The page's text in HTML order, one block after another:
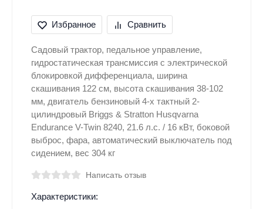
Избранное Сравнить
Садовый трактор, педальное управление,
гидростатическая трансмиссия с электрической
блокировкой дифференциала, ширина
скашивания 122 см, высота скашивания 38-102
мм, двигатель бензиновый 4-х тактный 2-
цилиндровый Briggs & Stratton Husqvarna
Endurance V-Twin 8240, 21.6 л.с. / 16 кВт, боковой
выброс, фара, автоматический выключатель под
сидением, вес 304 кг
Написать отзыв
Характеристики: